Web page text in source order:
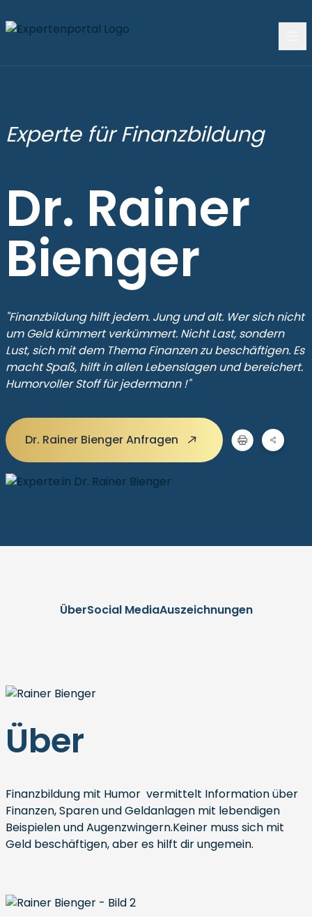
Experte für Finanzbildung
Dr. Rainer
Bienger
"Finanzbildung hilft jedem. Jung und alt. Wer sich nicht
um Geld kümmert verkümmert. Nicht Last, sondern
Lust, sich mit dem Thema Finanzen zu beschäftigen. Es
macht Spaß, hilft in allen Lebenslagen und bereichert.
Humorvoller Stoff für jedermann !"
Dr. Rainer Bienger Anfragen
ÜberSocial MediaAuszeichnungen
Über
Finanzbildung mit Humor vermittelt Information über
Finanzen, Sparen und Geldanlagen mit lebendigen
Beispielen und Augenzwingern.Keiner muss sich mit
Geld beschäftigen, aber es hilft dir ungemein.